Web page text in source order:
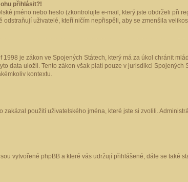
přihlásit?!
jméno nebo heslo (zkontrolujte e-mail, který jste obdrželi při
uživatelé, kteří ničím nepřispěli, aby se zmenšila
je zákon ve Spojených Státech, který má za úkol chránit
data uložil. Tento zákon však platí pouze v jurisdikci
kontextu.
použití uživatelského jména, které jste si zvolili.
vytvořené phpBB a které vás udržují přihlášené, dále se